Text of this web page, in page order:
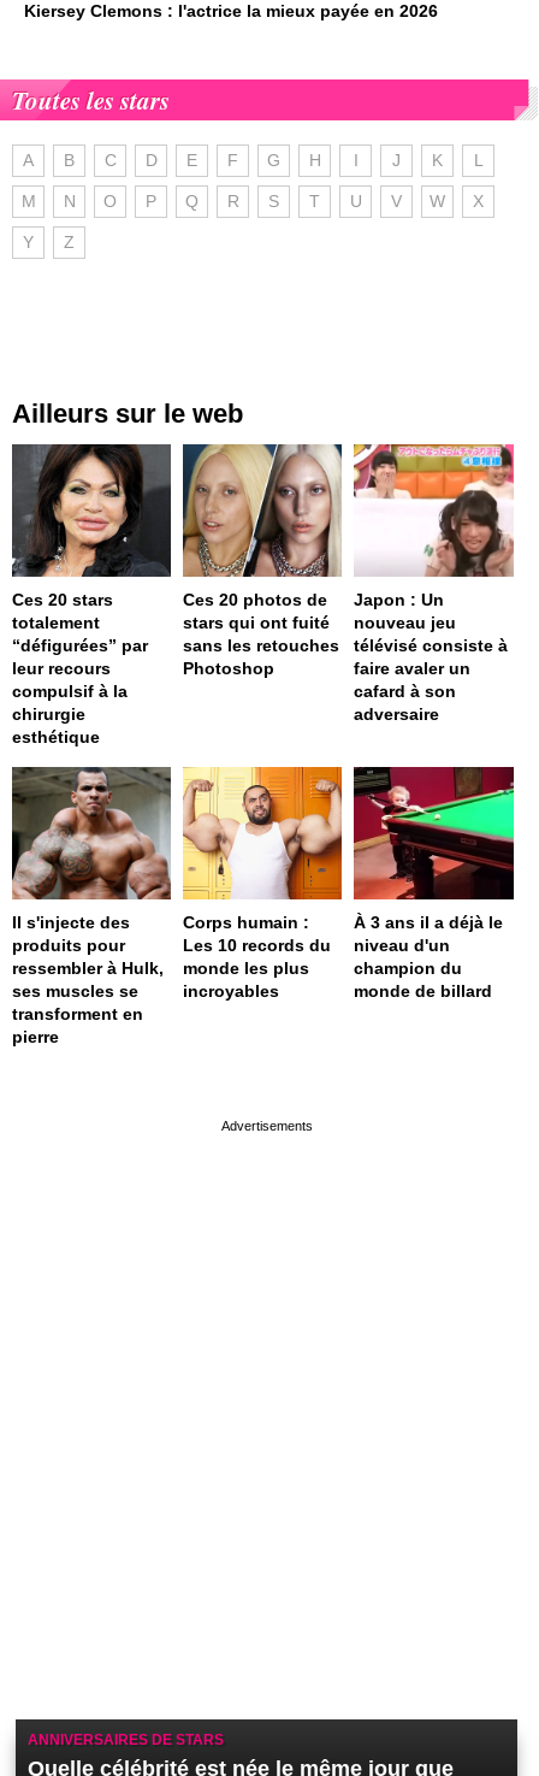
Kiersey Clemons : l'actrice la mieux payée en 2026
Toutes les stars
A B C D E F G H I J K L
M N O P Q R S T U V W X
Y Z
Ailleurs sur le web
Ces 20 stars
totalement
“défigurées” par
leur recours
compulsif à la
chirurgie
esthétique
Ces 20 photos de
stars qui ont fuité
sans les retouches
Photoshop
Japon : Un
nouveau jeu
télévisé consiste à
faire avaler un
cafard à son
adversaire
Il s'injecte des
produits pour
ressembler à Hulk,
ses muscles se
transforment en
pierre
Corps humain :
Les 10 records du
monde les plus
incroyables
À 3 ans il a déjà le
niveau d'un
champion du
monde de billard
ANNIVERSAIRES DE STARS
Quelle célébrité est née le même jour que